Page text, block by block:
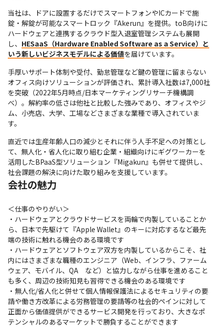
当社は、ドアに設置するだけでスマートフォンやICカードで施
錠・解錠が可能なスマートロック『Akerun』を提供。toB向けに
ハードウェアと連携するクラウド型入退室管理システムも展開
し、 HESaaS（Hardware Enabled Software as a Service）と
いう新しいビジネスモデルによる価値を届けています。
手厚いサポート体制や受付、勤怠管理など鍵の管理に留まらない
オフィス向けソリューションが評価され、累計導入社数は7,000社
を突破（2022年5月時点/日本マーケティングリサーチ機構調
べ）。解約率の低さは他社と比較した強みであり、オフィスやジ
ム、小売店、大学、工場などさまざまな業種で導入されていま
す。
直近では生産年齢人口の減少とそれに伴う人手不足への対策とし
て、無人化・省人化に取り組む企業・組織向けにギグワーカーを
活用したBPaaS型ソリューション『Migakun』も併せて提供し、
社会課題の解決に向けた取り組みを支援しています。
会社の魅力
＜仕事のやりがい＞
・ハードウェアとクラウドサービスを両輪で内製していることか
ら、日本で先駆けて『Apple Wallet』のキーに対応するなど最先
端の技術に触れる機会のある環境です
・ハードウェアとソフトウェア双方を内製しているからこそ、社
内にはさまざまな職種のエンジニア（Web、インフラ、ファーム
ウェア、モバイル、QA　など）と協力しながら仕事を進めること
も多く、周辺の技術知見も習得できる機会のある環境です
・無人化/省人化と併せて個人情報保護法によるセキュリティの要
請や働き方改革による労務管理の要請等の社会的ペインに対して
正面から価値提供ができるサービス開発を行っており、大きなポ
テンシャルのあるマーケットで勝負することができます